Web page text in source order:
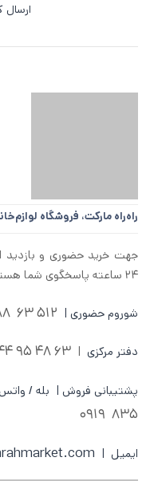
ارسال
راه‌راه مارکت، فروشگاه
۲۴ ساعته پاسخگوی شما هستیم.
شوروم حضوری | 512 63 888 021
دفتر مرکزی |
63 48 95 44 021
پشتیبانی فروش | بله /
835 0919
ایمیل |